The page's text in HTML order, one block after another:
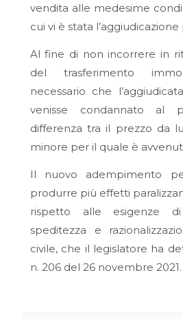
vendita alle medesime
cui vi è stata
Al fine di non incorrere in
del trasferimento
necessario che
venisse condannato al
differenza tra il prezzo da
minore per il quale è
Il nuovo adempimento
produrre più effetti
rispetto alle esigenze di
speditezza e
civile, che il legislatore ha
n. 206 del 26 novembre 2021.